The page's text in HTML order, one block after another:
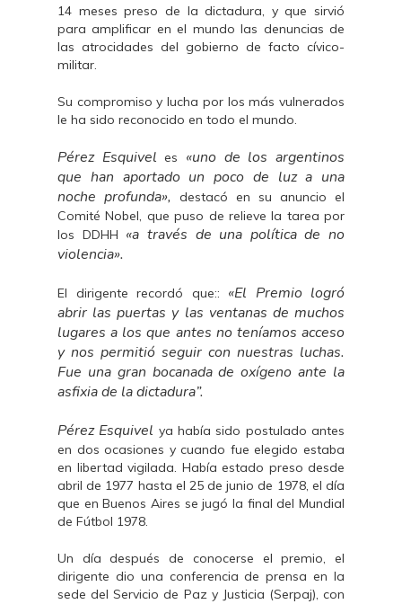
14 meses preso de la dictadura, y que sirvió
para amplificar en el mundo las denuncias de
las atrocidades del gobierno de facto cívico-
militar.
Su compromiso y lucha por los más vulnerados
le ha sido reconocido en todo el mundo.
Pérez Esquivel es «uno de los argentinos
que han aportado un poco de luz a una
noche profunda», destacó en su anuncio el
Comité Nobel, que puso de relieve la tarea por
los DDHH «a través de una política de no
violencia».
El dirigente recordó que:: «El Premio logró
abrir las puertas y las ventanas de muchos
lugares a los que antes no teníamos acceso
y nos permitió seguir con nuestras luchas.
Fue una gran bocanada de oxígeno ante la
asfixia de la dictadura”.
Pérez Esquivel ya había sido postulado antes
en dos ocasiones y cuando fue elegido estaba
en libertad vigilada. Había estado preso desde
abril de 1977 hasta el 25 de junio de 1978, el día
que en Buenos Aires se jugó la final del Mundial
de Fútbol 1978.
Un día después de conocerse el premio, el
dirigente dio una conferencia de prensa en la
sede del Servicio de Paz y Justicia (Serpaj), con